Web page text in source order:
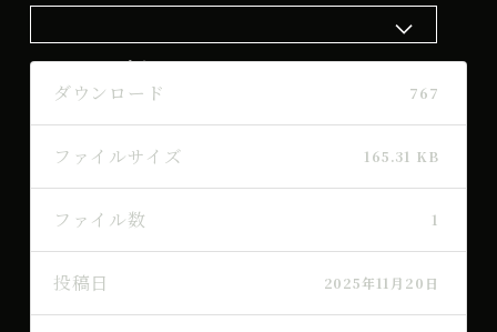
ダウンロード
ダウンロード 767
ファイルサイズ 165.31 KB
ファイル数 1
投稿日 2025年11月20日